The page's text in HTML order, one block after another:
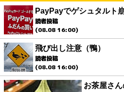
PayPayでゲシュタルト
読者投稿
(08.08 16:00)
飛び出し注意（鴨）
読者投稿
(08.08 16:00)
お茶屋さ